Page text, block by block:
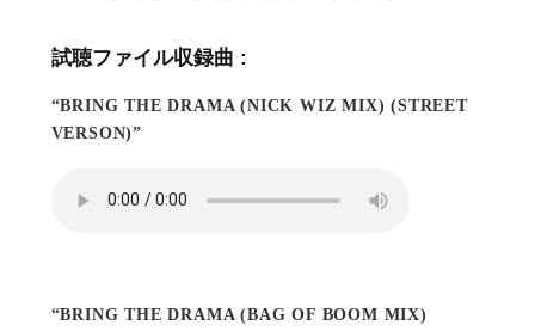
試聴ファイル収録曲 :
“BRING THE DRAMA (NICK WIZ MIX) (STREET
VERSON)”
“BRING THE DRAMA (BAG OF BOOM MIX)